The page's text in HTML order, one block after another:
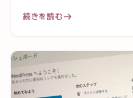
続きを読む